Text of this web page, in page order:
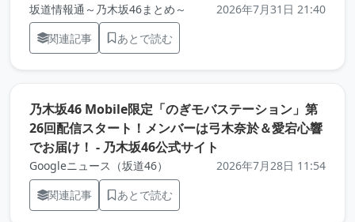
坂道情報通～乃木坂46まとめ～
2026年7月31日 21:40
関連記事
あとで読む
乃木坂46 Mobile限定「のぎモバステーション」第
26回配信スタート！メンバーは弓木奈於＆愛宕心響
でお届け！ - 乃木坂46公式サイト
Googleニュース（坂道46）
2026年7月28日 11:54
関連記事
あとで読む